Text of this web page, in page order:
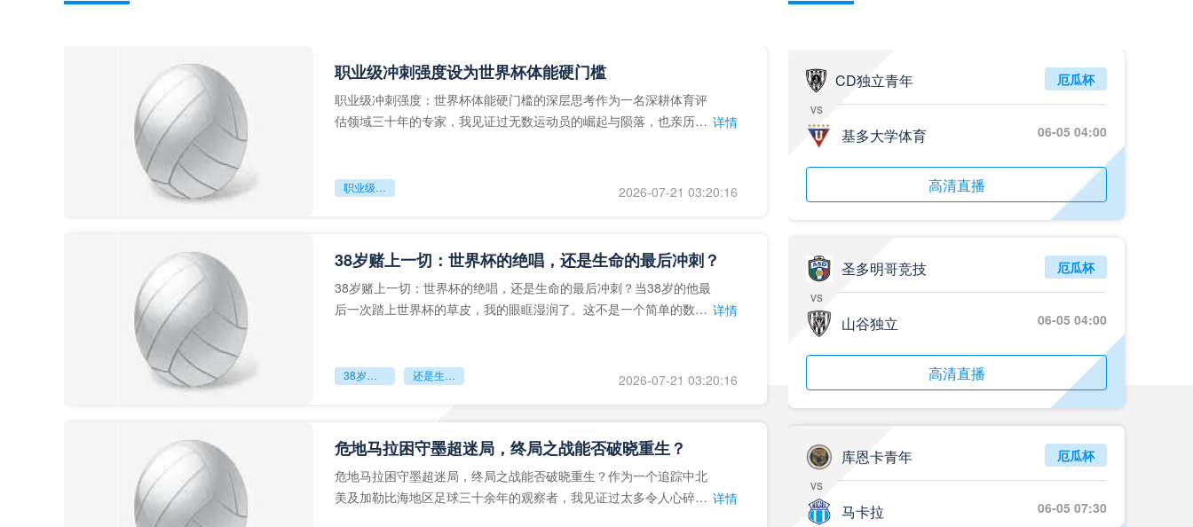
标签
标签
标签
2025年5月24日
标签
欧联杯决赛
标签
2025年5月23日
标签
2024年5月21日
标签
2024年5月21日 足协杯第3轮
05月24日 重庆铜梁龙vs河南 全场录像回放
标签
2024年5月21日
标签
比赛录像
职业级冲刺强度设为世界杯体能硬门槛
职业级冲刺强度：世界杯体能硬门槛的深层思考作为一名深耕体育评
估领域三十年的专家，我见证过无数运动员的崛起与陨落，也亲历了 详情
职业级冲刺强度设为世界杯体能硬门槛 2026-07-21 03:20:16
38岁赌上一切：世界杯的绝唱，还是生命的最后冲刺？
38岁赌上一切：世界杯的绝唱，还是生命的最后冲刺？当38岁的他最
后一次踏上世界杯的草皮，我的眼眶湿润了。这不是一个简单的数
详情
38岁赌上一切：世界杯的绝唱 还是生命的最后冲刺？ 2026-07-21 03:20:16
危地马拉困守墨超迷局，终局之战能否破晓重生？
危地马拉困守墨超迷局，终局之战能否破晓重生？作为一个追踪中北
美及加勒比海地区足球三十余年的观察者，我见证过太多令人心碎的 详情
CD独立青年
vs
基多大学体育
厄瓜杯
06-05 04:00
高清直播
圣多明哥竞技
vs
山谷独立
厄瓜杯
06-05 04:00
高清直播
库恩卡青年
vs
马卡拉
厄瓜杯
06-05 07:30